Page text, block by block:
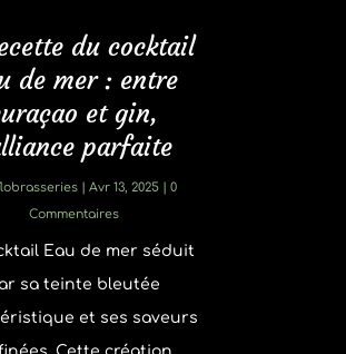
du cocktail
de mer : entre
et gin,
parfaite
|Avr 13, 2025 | 0
Commentaires
Eau de mer séduit
sa teinte bleutée
et ses saveurs